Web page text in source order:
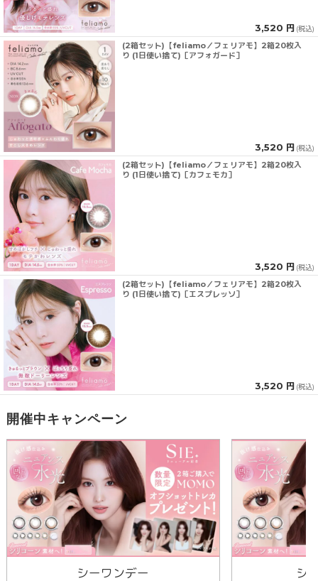
3,520 円 (税込)
(2箱セット)【feliamo／フェリアモ】2箱20枚入
り (1日使い捨て)［アフォガード］
3,520 円 (税込)
(2箱セット)【feliamo／フェリアモ】2箱20枚入
り (1日使い捨て)［カフェモカ］
3,520 円 (税込)
(2箱セット)【feliamo／フェリアモ】2箱20枚入
り (1日使い捨て)［エスプレッソ］
3,520 円 (税込)
開催中キャンペーン
シーワンデー
シ